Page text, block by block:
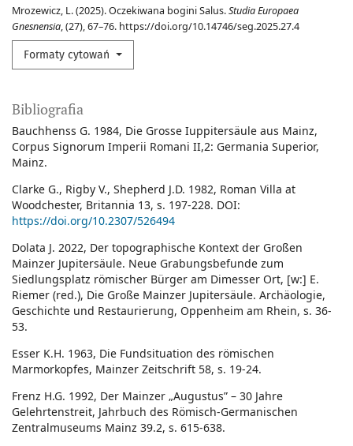
Mrozewicz, L. (2025). Oczekiwana bogini Salus.Studia Europaea
Gnesnensia, (27), 67–76. https://doi.org/10.14746/seg.2025.27.4
Formaty cytowań
Bibliografia
Bauchhenss G. 1984, Die Grosse Iuppitersäule aus Mainz,
Corpus Signorum Imperii Romani II,2: Germania Superior,
Mainz.
Clarke G., Rigby V., Shepherd J.D. 1982, Roman Villa at
Woodchester, Britannia 13, s. 197-228. DOI:
https://doi.org/10.2307/526494
Dolata J. 2022, Der topographische Kontext der Großen
Mainzer Jupitersäule. Neue Grabungsbefunde zum
Siedlungsplatz römischer Bürger am Dimesser Ort, [w:] E.
Riemer (red.), Die Große Mainzer Jupitersäule. Archäologie,
Geschichte und Restaurierung, Oppenheim am Rhein, s. 36-
53.
Esser K.H. 1963, Die Fundsituation des römischen
Marmorkopfes, Mainzer Zeitschrift 58, s. 19-24.
Frenz H.G. 1992, Der Mainzer „Augustus” – 30 Jahre
Gelehrtenstreit, Jahrbuch des Römisch-Germanischen
Zentralmuseums Mainz 39.2, s. 615-638.